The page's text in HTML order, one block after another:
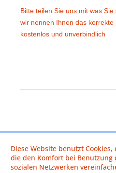
Bitte teilen Sie uns mit was Sie
wir nennen Ihnen das korrekte
kostenlos und unverbindlich
Diese Website benutzt
die den Komfort bei
sozialen Netzwerken